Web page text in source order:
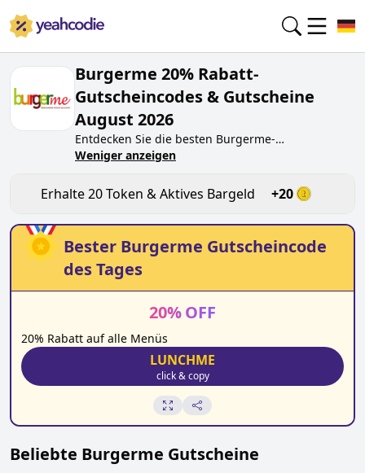
Burgerme 20% Rabatt-
Gutscheincodes & Gutscheine
August 2026
Entdecken Sie die besten Burgerme-
Gutscheincodes von heute für
verdienen Sie Token beiburgerme.de, indem Sie
den Code testen. Erhalten Sie Belohnungen, wenn
SieBurgerme-Gutscheincodes einreichen und
anderen Käufern beim Sparen helfen.
Weniger anzeigen
Erhalte20Token & Aktives Bargeld +20
Bester Burgerme Gutscheincode
des Tages
20%OFF
20% Rabatt auf alle Menüs
LUNCHME
click & copy
Beliebte Burgerme Gutscheine